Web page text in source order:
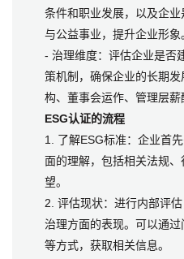
条件和职业发展，以及企
与公益事业，提升企业形象
- 治理维度：评估企业是否
策机制，确保企业的长期
构、董事会运作、管理层薪
ESG认证的流程
1. 了解ESG标准：企业首
面的理解，包括相关法规
望。
2. 评估现状：进行内部评
治理方面的表现。可以通
等方式，获取相关信息。